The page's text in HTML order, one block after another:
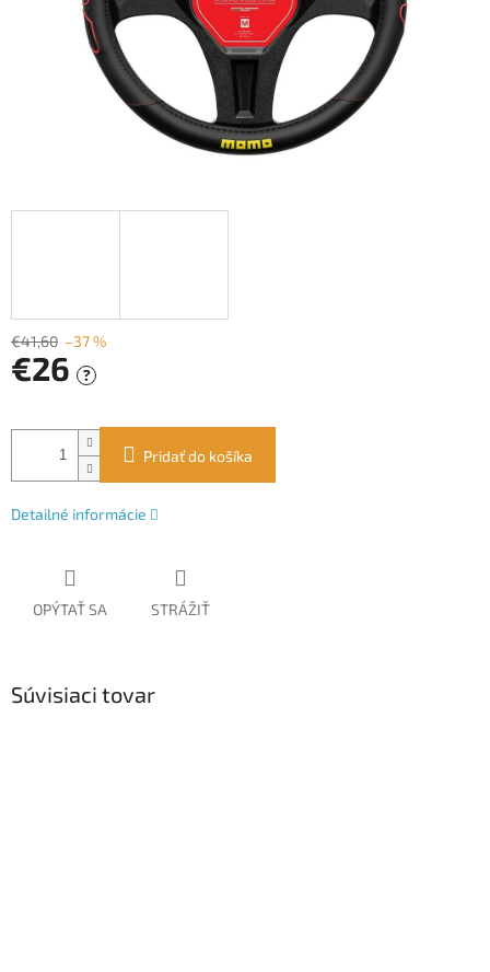
€41,60 –37 %
€26 ?
cena:
Pridať do košíka
Detailné informácie
OPÝTAŤ SA STRÁŽIŤ
Súvisiaci tovar